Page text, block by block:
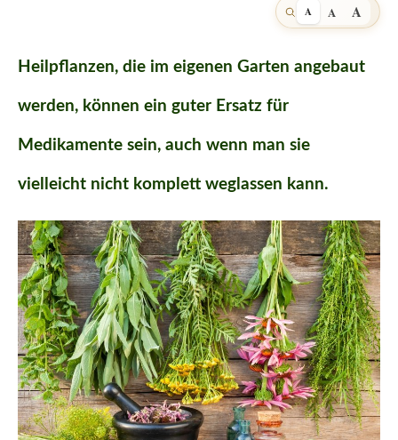
A A A
Heilpflanzen, die im eigenen Garten angebaut
werden, können ein guter Ersatz für
Medikamente sein, auch wenn man sie
vielleicht nicht komplett weglassen kann.